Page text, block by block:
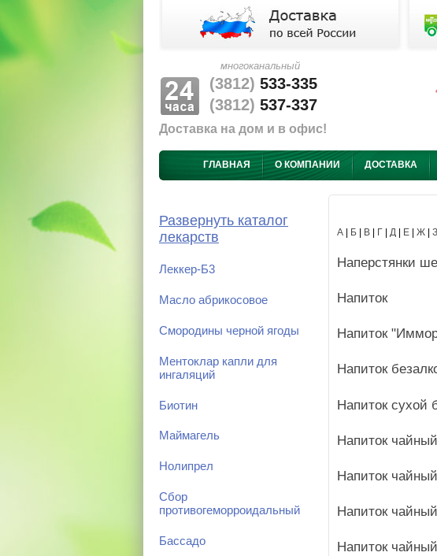
многоканальный
(3812) 533-335
(3812) 537-337
Доставка на дом и в офис!
ГЛАВНАЯ О КОМПАНИИ ДОСТАВКА
Развернуть каталог
лекарств
Леккер-Б3
Масло абрикосовое
Смородины черной ягоды
Ментоклар капли для
ингаляций
Биотин
Маймагель
Нолипрел
Сбор
противогеморроидальный
Бассадо
А Б В Г Д Е Ж З
Наперстянки
Напиток
Напиток
Напиток
Напиток сухой
Напиток чайный
Напиток чайный
Напиток
Напиток